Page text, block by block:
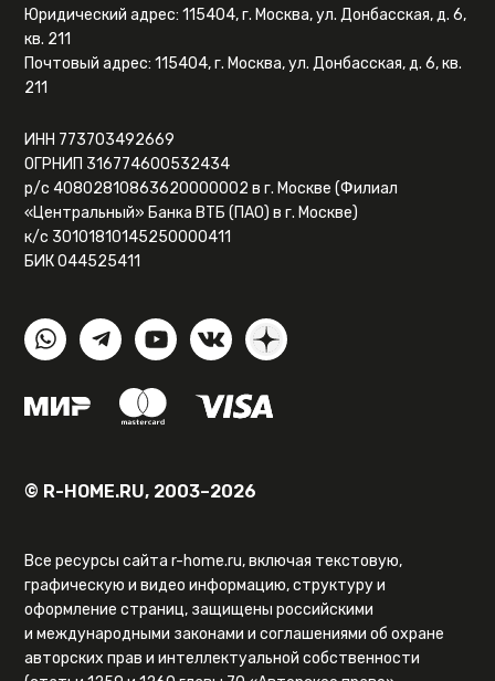
Юридический адрес: 115404, г. Москва, ул. Донбасская, д. 6,
кв. 211
Почтовый адрес: 115404, г. Москва, ул. Донбасская, д. 6, кв.
211
ИНН 773703492669
ОГРНИП 316774600532434
р/с 40802810863620000002 в г. Москве (Филиал
«Центральный» Банка ВТБ (ПАО) в г. Москве)
к/с 30101810145250000411
БИК 044525411
© R-HOME.RU, 2003–2026
Все ресурсы сайта r-home.ru, включая текстовую,
графическую и видео информацию, структуру и
оформление страниц, защищены российскими
и международными законами и соглашениями об охране
авторских прав и интеллектуальной собственности